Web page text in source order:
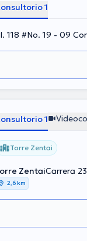
1
118 #No. 19 - 09
1
Torre Zentai
ZentaiCarrera
2,6 km